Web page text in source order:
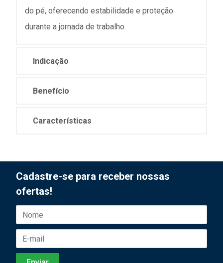
do pé, oferecendo estabilidade e proteção
durante a jornada de trabalho.
Indicação
Benefício
Características
Cadastre-se para receber nossas
ofertas!